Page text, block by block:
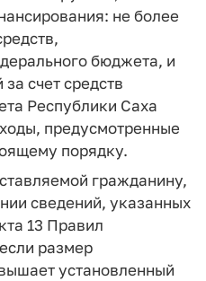
не более
бюджета, и
счет средств
Республики Саха
предусмотренные
порядку.
гражданину,
сведений, указанных
13 Правил
размер
установленный